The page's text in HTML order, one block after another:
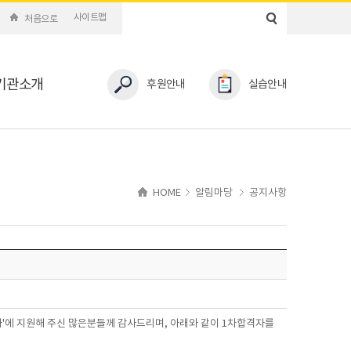
처음으로 사이트맵
후원안내 실습안내
관소개
HOME 알림마당 공지사항
지원해 주신 많은분들께 감사드리며, 아래와 같이 1차합격자를